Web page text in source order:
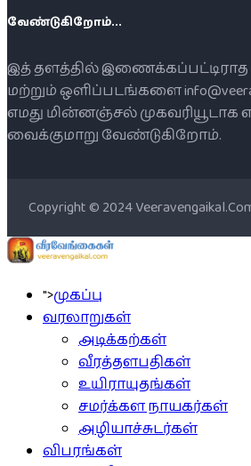
வேண்டுகிறோம்...
இத் தளத்தில்
மற்றும் ஒளிப்படங்களை
எமது மின்னஞ்சல் முகவரியூடாக
வைக்குமாறு வேண்டுகிறோம்.
Copyright © 2024
">முகப்பு
வரலாறுகள்
அடிக்கற்கள்
வீரத்தளபதிகள்
உயிராயுதங்கள்
சமர்க்கள நாயகர்கள்
அழியாச்சுடர்கள்
விபரங்கள்